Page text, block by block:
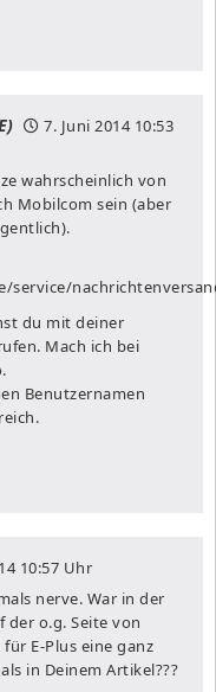
7. Juni 201410:53
wahrscheinlich von
Mobilcom sein (aber
service/
du mit deiner
Mach ich bei
Benutzernamen
10:57 Uhr
nerve. War in der
der o.g. Seite von
E-Plus eine ganz
in Deinem Artikel???